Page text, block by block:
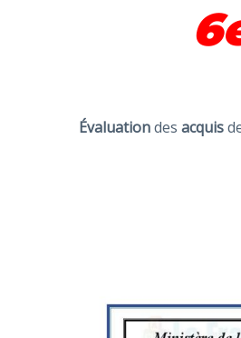
Évaluationdes acquis